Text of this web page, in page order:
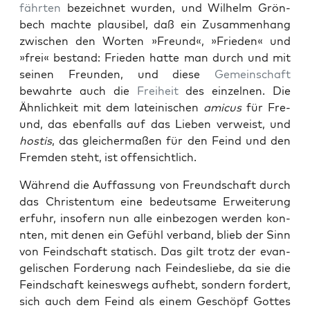
fährten beze­ich­net wur­den, und Wil­helm Grön­
bech machte plau­si­bel, daß ein Zusam­men­hang
zwis­chen den Worten »Fre­und«, »Frieden« und
»frei« bestand: Frieden hat­te man durch und mit
seinen Fre­un­den, und diese Gemein­schaft
bewahrte auch die Frei­heitdes einzel­nen. Die
Ähn­lichkeit mit dem lateinis­chen ami­cusfür Fre­
und, das eben­falls auf das Lieben ver­weist, und
hostis, das gle­icher­maßen für den Feind und den
Frem­den ste­ht, ist offen­sichtlich.
Während die Auf­fas­sung von Fre­und­schaft durch
das Chris­ten­tum eine bedeut­same Erweiterung
erfuhr, insofern nun alle ein­be­zo­gen wer­den kon­
nten, mit denen ein Gefühl ver­band, blieb der Sinn
von Feind­schaft sta­tisch. Das gilt trotz der evan­
ge­lis­chen Forderung nach Fein­desliebe, da sie die
Feind­schaft keineswegs aufhebt, son­dern fordert,
sich auch dem Feind als einem Geschöpf Gottes